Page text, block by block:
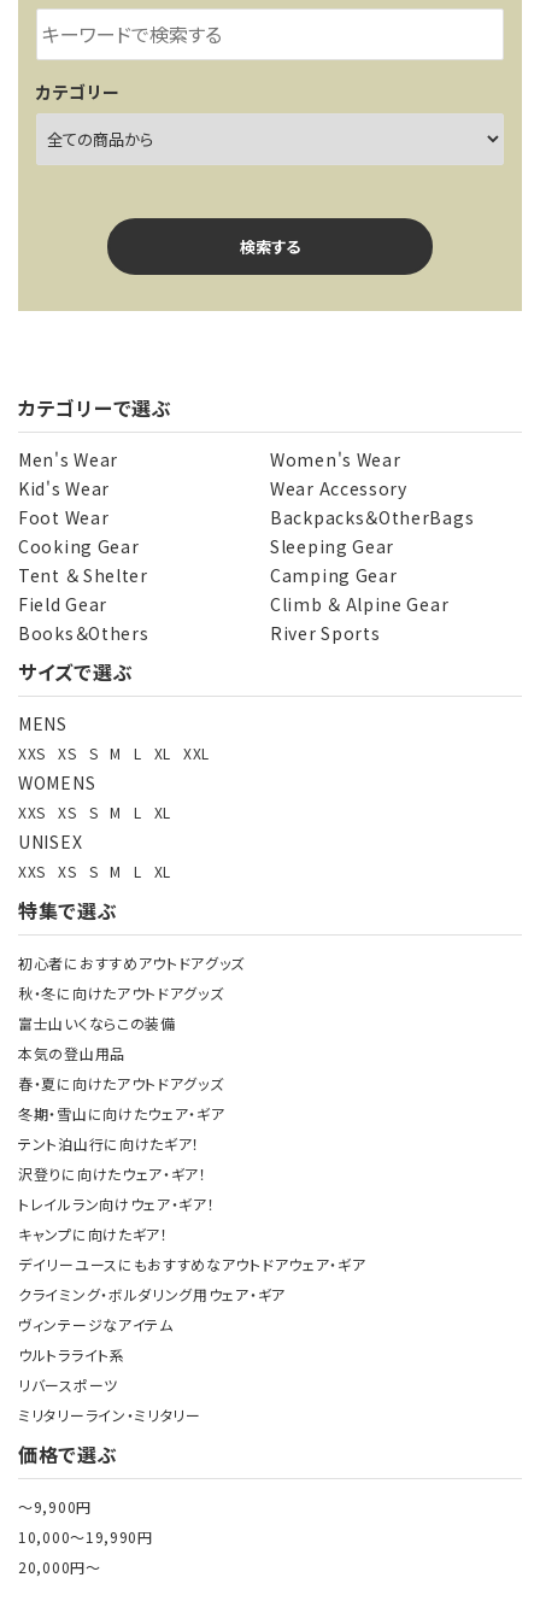
カテゴリー
検索する
キーワード
カテゴリー
検索する
カテゴリーで選ぶ
Men's Wear
Women's Wear
Kid's Wear
Wear Accessory
Foot Wear
Backpacks＆OtherBags
Cooking Gear
Sleeping Gear
Tent ＆ Shelter
Camping Gear
Field Gear
Climb ＆ Alpine Gear
Books＆Others
River Sports
サイズで選ぶ
MENS
XXS XS S M L XL XXL
WOMENS
XXS XS S M L XL
UNISEX
XXS XS S M L XL
特集で選ぶ
初心者におすすめアウトドアグッズ
秋・冬に向けたアウトドアグッズ
富士山いくならこの装備
本気の登山用品
春・夏に向けたアウトドアグッズ
冬期・雪山に向けたウェア・ギア
テント泊山行に向けたギア！
沢登りに向けたウェア・ギア！
トレイルラン向けウェア・ギア！
キャンプに向けたギア！
デイリーユースにもおすすめなアウトドアウェア・ギア
クライミング・ボルダリング用ウェア・ギア
ヴィンテージなアイテム
ウルトラライト系
リバースポーツ
ミリタリーライン・ミリタリー
価格で選ぶ
～9,900円
10,000～19,990円
20,000円～